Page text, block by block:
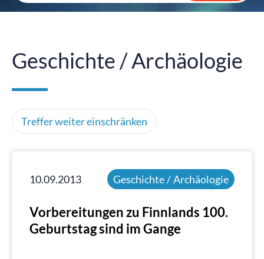
Geschichte / Archäologie
Treffer weiter einschränken
10.09.2013 Geschichte / Archäologie
Vorbereitungen zu Finnlands 100.
Geburtstag sind im Gange